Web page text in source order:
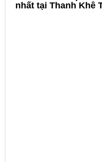
nhất tại Thanh Khê